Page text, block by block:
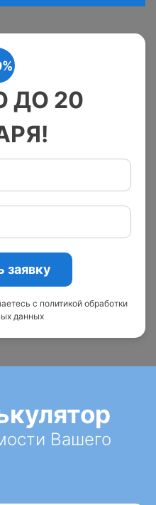
ДО 20
заявку
с политикой обработки
данных
Вашего